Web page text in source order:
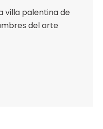
villa palentina de
del arte